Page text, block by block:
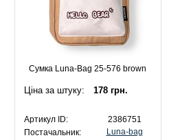
Сумка Luna-Bag 25-576 brown
Ціна за штуку: 178 грн.
Артикул ID:
2386751
Постачальник:
Luna-bag